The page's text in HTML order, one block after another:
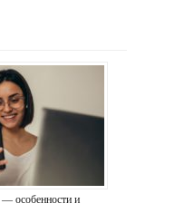
— особенности и